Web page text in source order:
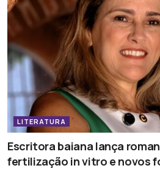
LITERATURA
Escritora baiana lança
fertilização in vitro e novos